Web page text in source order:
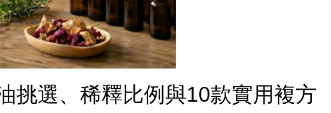
挑選、稀釋比例與10款實用複方